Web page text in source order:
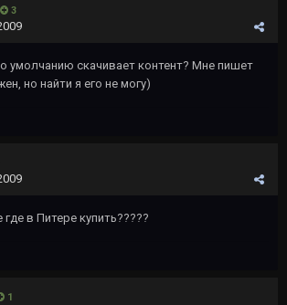
3
умолчанию скачивает контент? Мне пишет
но найти я его не могу)
в Питере купить?????
1